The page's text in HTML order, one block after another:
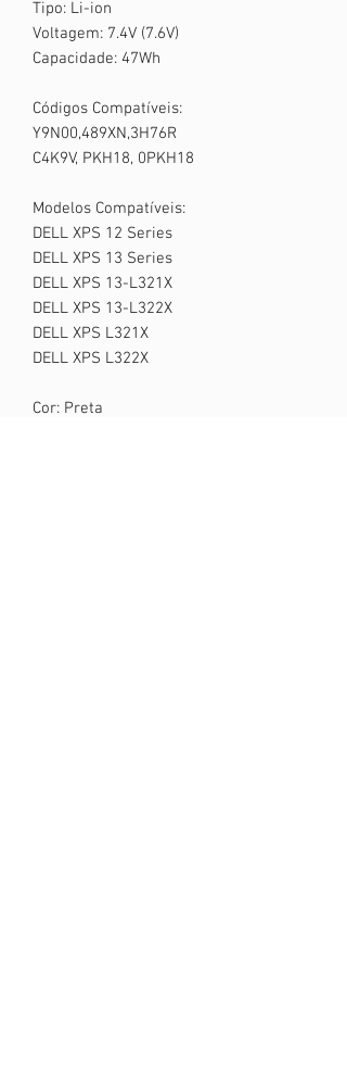
Tipo: Li-ion
Voltagem: 7.4V (7.6V)
Capacidade: 47Wh
Códigos Compatíveis:
Y9N00,489XN,3H76R
C4K9V, PKH18, 0PKH18
Modelos Compatíveis:
DELL XPS 12 Series
DELL XPS 13 Series
DELL XPS 13-L321X
DELL XPS 13-L322X
DELL XPS L321X
DELL XPS L322X
Cor: Preta